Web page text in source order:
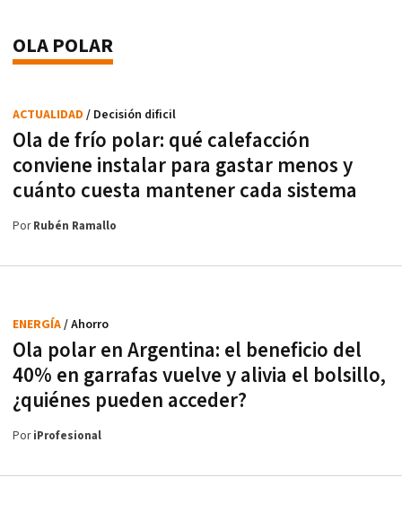
OLA POLAR
Ola de frío polar: qué calefacción
conviene instalar para gastar menos y
cuánto cuesta mantener cada sistema
ACTUALIDAD / Decisión dificil
PorRubén Ramallo
Ola polar en Argentina: el beneficio del
40% en garrafas vuelve y alivia el bolsillo,
¿quiénes pueden acceder?
ENERGÍA/ Ahorro
PoriProfesional